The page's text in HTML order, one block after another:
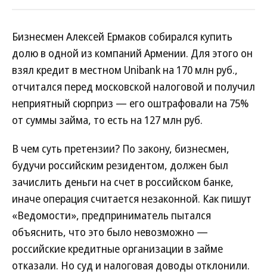
Бизнесмен Алексей Ермаков собирался купить
долю в одной из компаний Армении. Для этого он
взял кредит в местном Unibank на 170 млн руб.,
отчитался перед московской налоговой и получил
неприятный сюрприз — его оштрафовали на 75%
от суммы займа, то есть на 127 млн руб.
В чем суть претензии? По закону, бизнесмен,
будучи российским резидентом, должен был
зачислить деньги на счет в российском банке,
иначе операция считается незаконной. Как пишут
«Ведомости», предприниматель пытался
объяснить, что это было невозможно —
российские кредитные организации в займе
отказали. Но суд и налоговая доводы отклонили.